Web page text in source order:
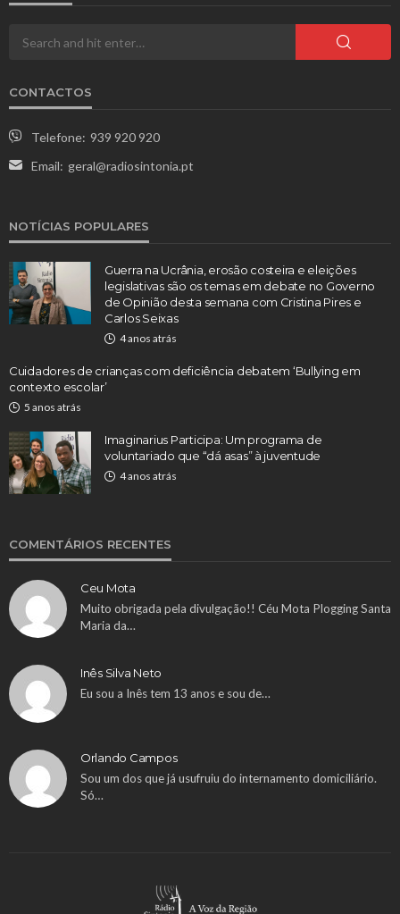
CONTACTOS
Telefone: 939 920 920
Email: geral@radiosintonia.pt
NOTÍCIAS POPULARES
Guerra na Ucrânia, erosão costeira e eleições
legislativas são os temas em debate no Governo
de Opinião desta semana com Cristina Pires e
Carlos Seixas
4 anos atrás
Cuidadores de crianças com deficiência debatem ‘Bullying em
contexto escolar’
5 anos atrás
Imaginarius Participa: Um programa de
voluntariado que “dá asas” à juventude
4 anos atrás
COMENTÁRIOS RECENTES
Ceu Mota
Muito obrigada pela divulgação!! Céu Mota Plogging Santa
Maria da…
Inês Silva Neto
Eu sou a Inês tem 13 anos e sou de…
Orlando Campos
Sou um dos que já usufruiu do internamento domiciliário.
Só…